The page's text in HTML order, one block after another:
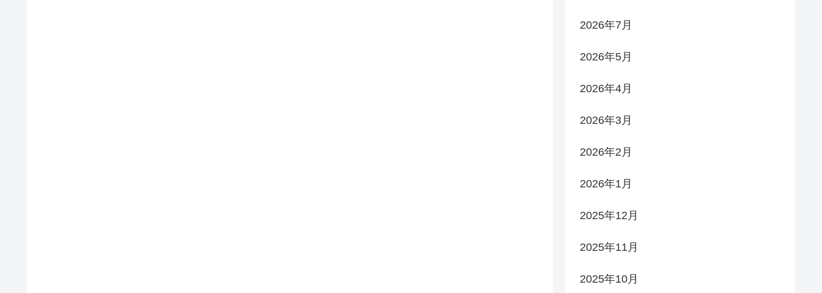
2026年7月
2026年5月
2026年4月
2026年3月
2026年2月
2026年1月
2025年12月
2025年11月
2025年10月